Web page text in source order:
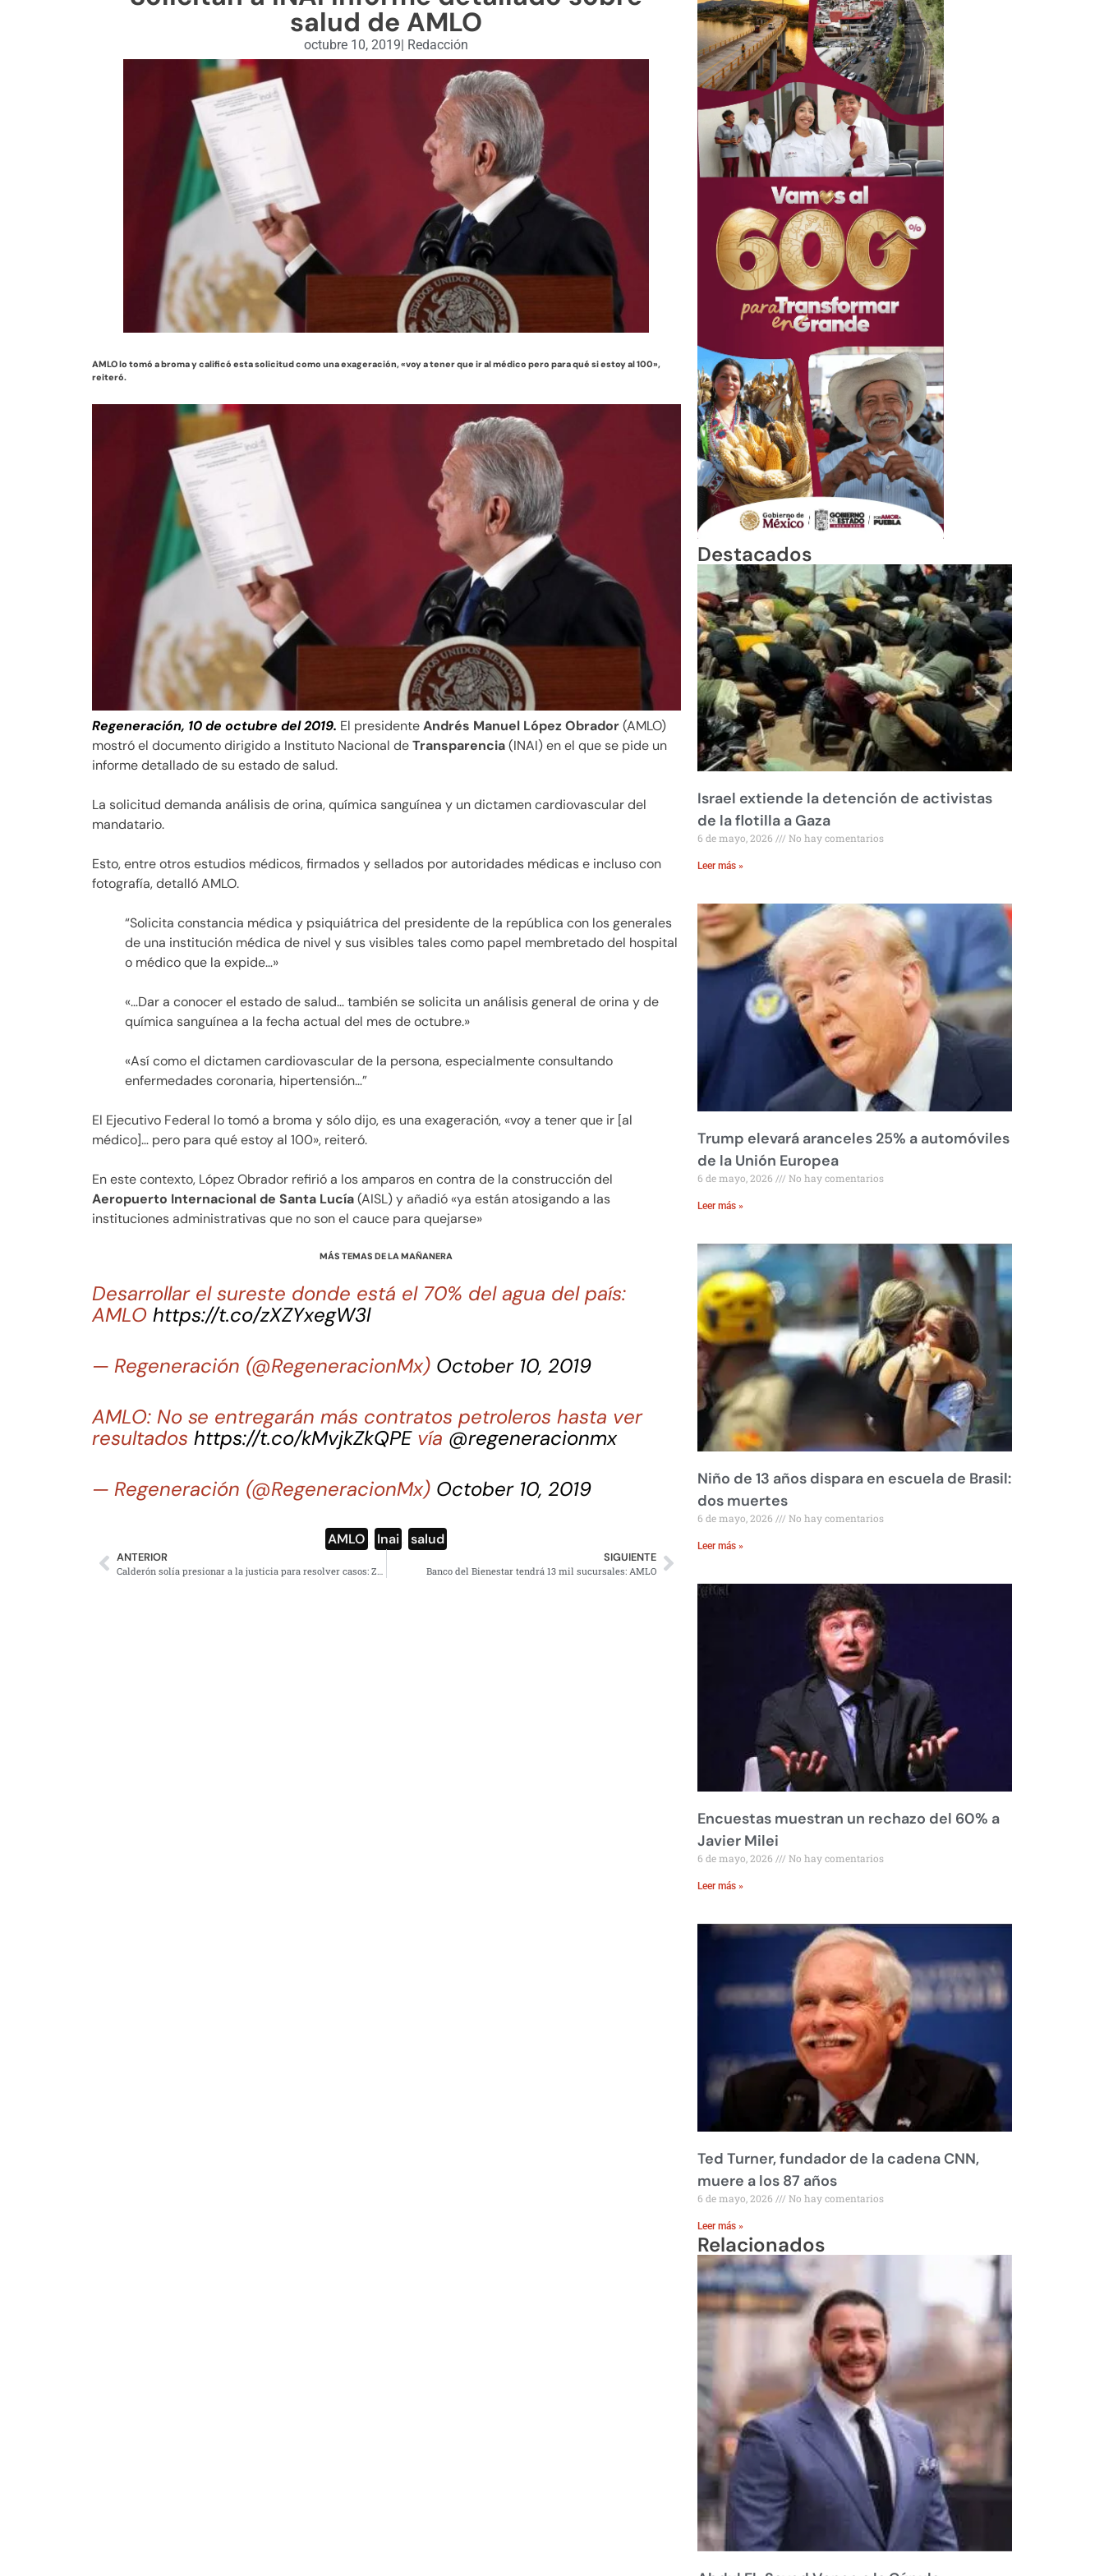
salud de AMLO
octubre 10, 2019 Redacción
AMLO lo tomó a broma y calificó esta solicitud como una exageración, «voy a tener que ir al médico pero para qué si estoy al 100»,
reiteró.
Regeneración, 10 de octubre del 2019. El presidenteAndrés Manuel López Obrador(AMLO)
mostró el documento dirigido a Instituto Nacional deTransparencia(INAI) en el que se pide un
informe detallado de su estado de salud.
La solicitud demanda análisis de orina, química sanguínea y un dictamen cardiovascular del
mandatario.
Esto, entre otros estudios médicos, firmados y sellados por autoridades médicas e incluso con
fotografía, detalló AMLO.
“Solicita constancia médica y psiquiátrica del presidente de la república con los generales
de una institución médica de nivel y sus visibles tales como papel membretado del hospital
o médico que la expide…»
«…Dar a conocer el estado de salud… también se solicita un análisis general de orina y de
química sanguínea a la fecha actual del mes de octubre.»
«Así como el dictamen cardiovascular de la persona, especialmente consultando
enfermedades coronaria, hipertensión…”
El Ejecutivo Federal lo tomó a broma y sólo dijo, es una exageración, «voy a tener que ir [al
médico]… pero para qué estoy al 100», reiteró.
En este contexto, López Obrador refirió a los amparos en contra de la construcción del
Aeropuerto Internacional de Santa Lucía(AISL) y añadió «ya están atosigando a las
instituciones administrativas que no son el cauce para quejarse»
MÁS TEMAS DE LA MAÑANERA
Desarrollar el sureste donde está el 70% del agua del país:
AMLO https://t.co/zXZYxegW3l
— Regeneración (@RegeneracionMx) October 10, 2019
AMLO: No se entregarán más contratos petroleros hasta ver
resultados https://t.co/kMvjkZkQPEvía @regeneracionmx
— Regeneración (@RegeneracionMx) October 10, 2019
AMLO Inai salud
ANTERIOR SIGUIENTE
Banco del Bienestar tendrá 13 mil sucursales: AMLO
Destacados
Israel extiende la detención de activistas
de la flotilla a Gaza
6 de mayo, 2026 No hay comentarios
Leer más »
Trump elevará aranceles 25% a automóviles
de la Unión Europea
6 de mayo, 2026 No hay comentarios
Leer más »
Niño de 13 años dispara en escuela de Brasil:
dos muertes
6 de mayo, 2026 No hay comentarios
Leer más »
Encuestas muestran un rechazo del 60% a
Javier Milei
6 de mayo, 2026 No hay comentarios
Leer más »
Ted Turner, fundador de la cadena CNN,
muere a los 87 años
6 de mayo, 2026 No hay comentarios
Leer más »
Relacionados